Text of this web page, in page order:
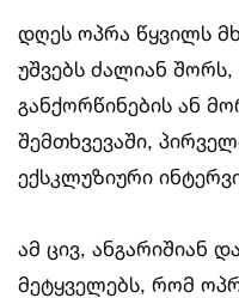
დღეს ოპრა წყვილს
უშვებს ძალიან
განქორწინების ან
შემთხვევაში,
ექსკლუზიური
ამ ცივ, ანგარიშიან
მეტყველებს, რომ